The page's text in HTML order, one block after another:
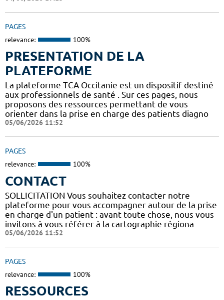
PAGES
relevance: 100%
PRESENTATION DE LA
PLATEFORME
La plateforme TCA Occitanie est un dispositif destiné
aux professionnels de santé . Sur ces pages, nous
proposons des ressources permettant de vous
orienter dans la prise en charge des patients diagno
05/06/2026 11:52
PAGES
relevance: 100%
CONTACT
SOLLICITATION Vous souhaitez contacter notre
plateforme pour vous accompagner autour de la prise
en charge d'un patient : avant toute chose, nous vous
invitons à vous référer à la cartographie régiona
05/06/2026 11:52
PAGES
relevance: 100%
RESSOURCES